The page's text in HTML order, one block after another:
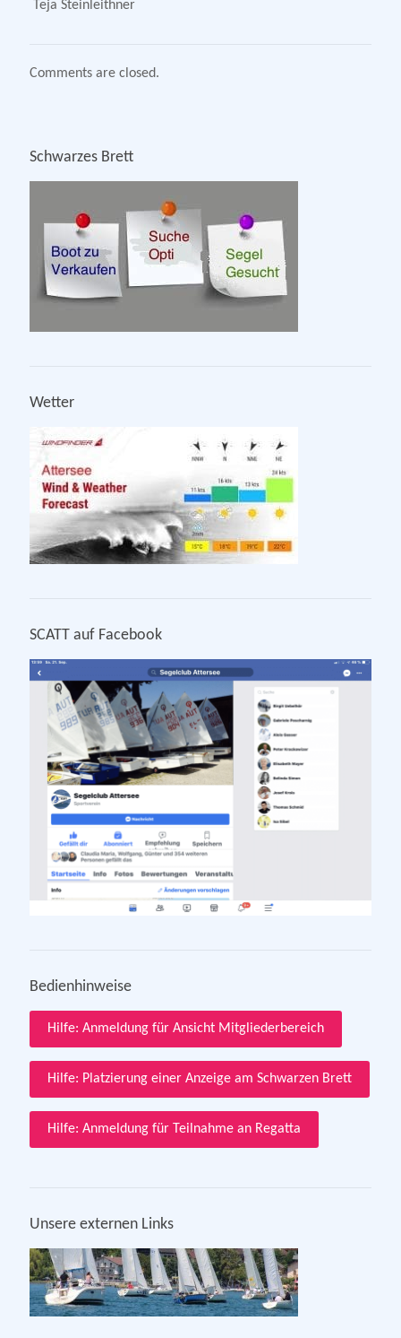
Teja Steinleithner
Comments are closed.
Schwarzes Brett
Wetter
SCATT auf Facebook
Bedienhinweise
Hilfe: Anmeldung für Ansicht Mitgliederbereich
Hilfe: Platzierung einer Anzeige am Schwarzen Brett
Hilfe: Anmeldung für Teilnahme an Regatta
Unsere externen Links